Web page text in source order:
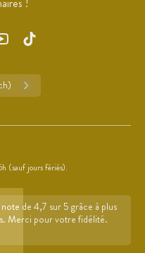
(sauf jours fériés).
de 4,7 sur 5 grâce à plus
Merci pour votre fidélité.